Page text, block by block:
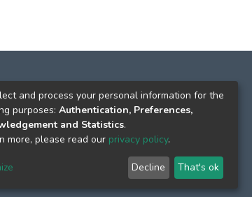
КОНТАКТИ
Григорія Сковороди, 2
к. 1, к. 120
and process your personal information for the
purposes: Authentication, Preferences,
and Statistics.
more, please read our privacy policy.
Decline That's ok